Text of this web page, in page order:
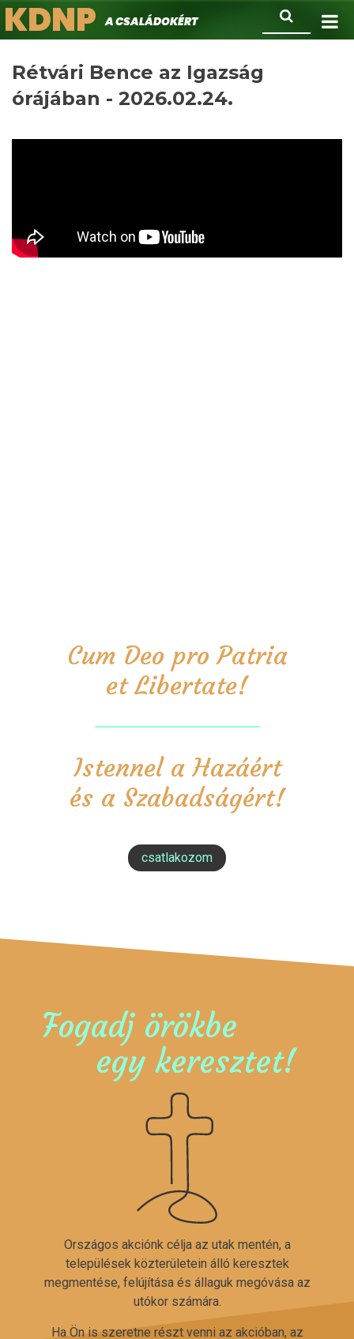
Ugrás
a
Keresés
KDNPA családokért.
Rétvári Bence az Igazság
órájában - 2026.02.24.
Cum Deo pro Patria
et Libertate!
Istennel a Hazáért
és a Szabadságért!
csatlakozom
Fogadj örökbe
egy keresztet!
Országos akciónk célja az utak mentén, a
települések közterületein álló keresztek
megmentése, felújítása és állaguk megóvása az
utókor számára.
Ha Ön is szeretne részt venni az akcióban, az